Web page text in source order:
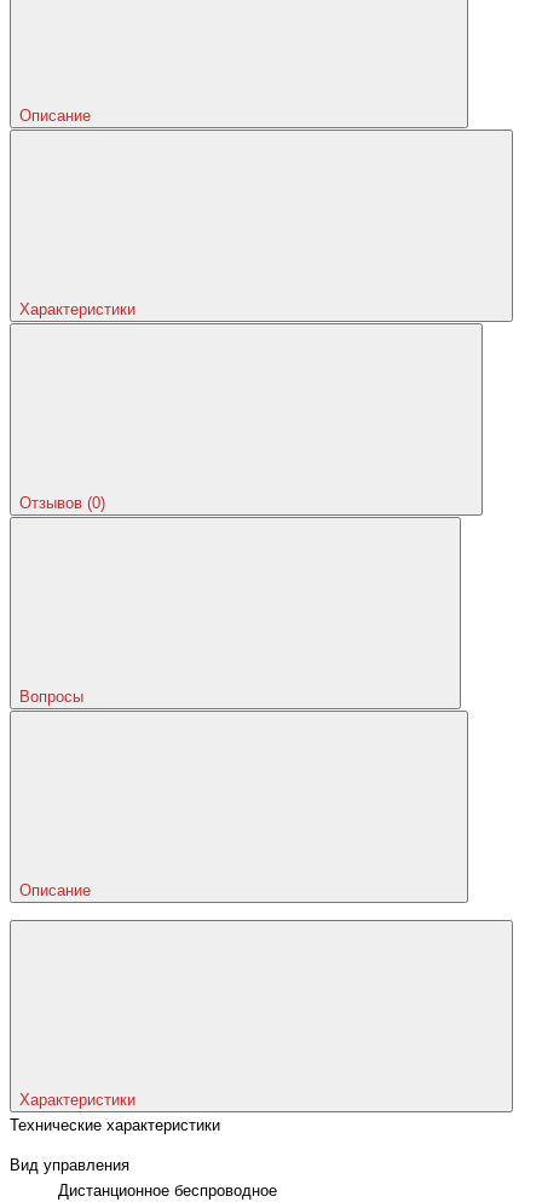
Описание
Характеристики
Отзывов (0)
Вопросы
Описание
Характеристики
Технические характеристики
Вид управления
Дистанционное беспроводное